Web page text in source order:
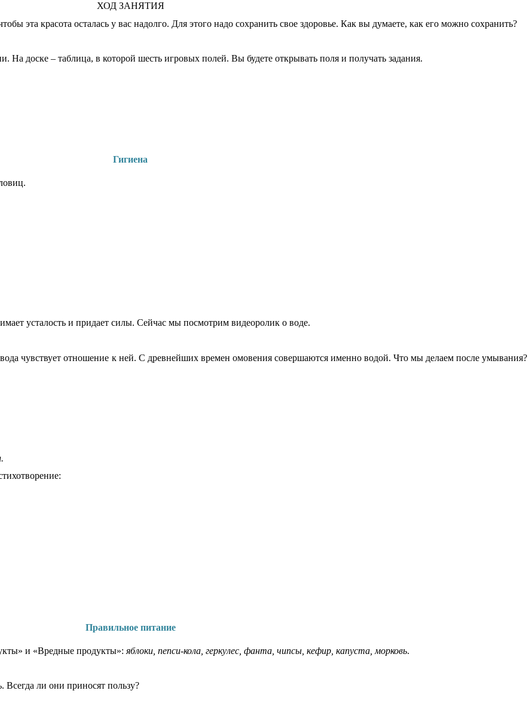
ХОД ЗАНЯТИЯ
эта красота осталась у вас надолго. Для этого надо сохранить свое здоровье. Как вы думаете, как его можно сохранить?
доске – таблица, в которой шесть игровых полей. Вы будете открывать поля и получать задания.
Гигиена
усталость и придает силы. Сейчас мы посмотрим видеоролик о воде.
чувствует отношение к ней. С древнейших времен омовения совершаются именно водой. Что мы делаем после умывания?
Правильное питание
и «Вредные продукты»: яблоки, пепси-кола, геркулес, фанта, чипсы, кефир, капуста, морковь.
Всегда ли они приносят пользу?